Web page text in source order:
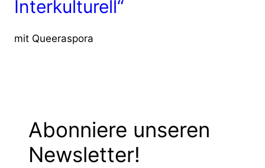
Interkulturell“
mit Queeraspora
Abonniere unseren
Newsletter!